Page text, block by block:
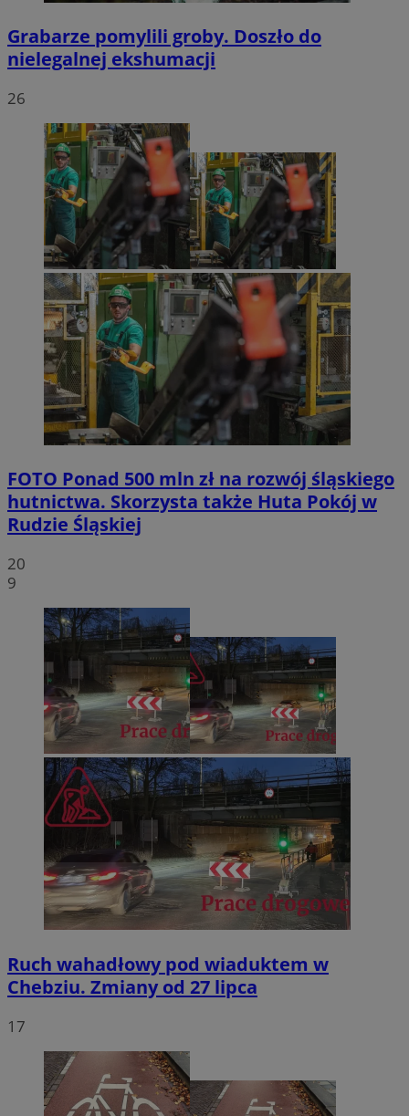
Grabarze pomylili groby. Doszło do
nielegalnej ekshumacji
26
FOTO Ponad 500 mln zł na rozwój śląskiego
hutnictwa. Skorzysta także Huta Pokój w
Rudzie Śląskiej
20
9
Ruch wahadłowy pod wiaduktem w
Chebziu. Zmiany od 27 lipca
17